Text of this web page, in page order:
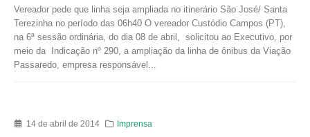
Vereador pede que linha seja ampliada no itinerário São José/ Santa
Terezinha no período das 06h40 O vereador Custódio Campos (PT),
na 6ª sessão ordinária, do dia 08 de abril, solicitou ao Executivo, por
meio da Indicação nº 290, a ampliação da linha de ônibus da Viação
Passaredo, empresa responsável...
14 de abril de 2014 Imprensa